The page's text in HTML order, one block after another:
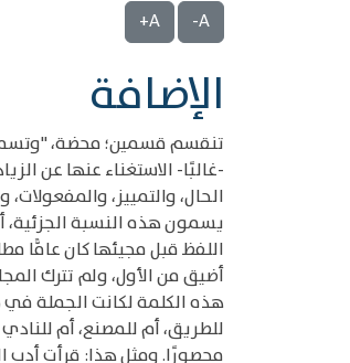
A-
A+
‌‌الإضافة
تنقسم قسمين؛ محضة،
-غالبًا- الاستغناء عنها عن
الحال، والتمييز،
يسمون هذه النسبة الجزئية،
اللفظ قبل مجيئها كان عامًّا
أضيق من الأول، ولم تترك
هذه الكلمة لكانت الجملة في
للطريق، أم للمصنع، أم
محصورًا. ومثل هذا: قرأت أدب